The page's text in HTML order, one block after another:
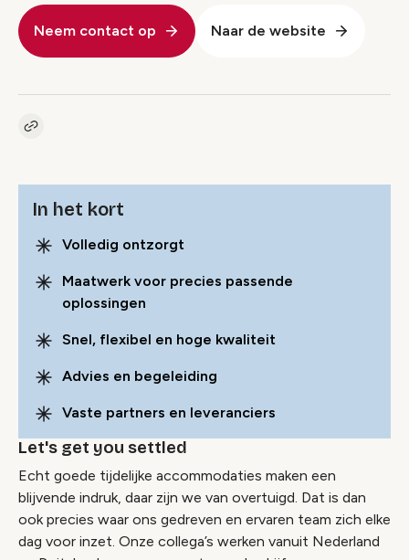
Neem contact op Naar de website
Kopieer link naar pagina
In het kort
Volledig ontzorgt
Maatwerk voor precies passende
oplossingen
Snel, flexibel en hoge kwaliteit
Advies en begeleiding
Vaste partners en leveranciers
Let's get you settled
Echt goede tijdelijke accommodaties maken een
blijvende indruk, daar zijn we van overtuigd. Dat is dan
ook precies waar ons gedreven en ervaren team zich elke
dag voor inzet. Onze collega’s werken vanuit Nederland